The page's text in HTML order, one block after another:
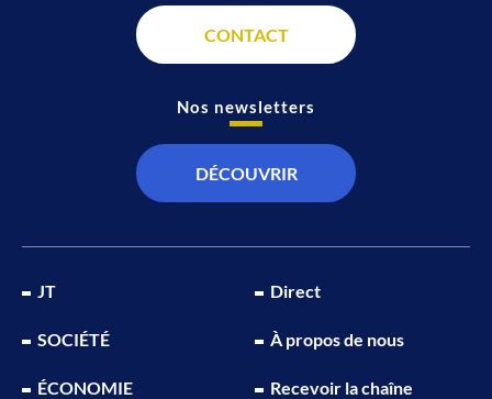
JT
SOCIÉTÉ
ÉCONOMIE
Direct
À propos de nous
Recevoir la chaîne
CONTACT
Nos newsletters
DÉCOUVRIR